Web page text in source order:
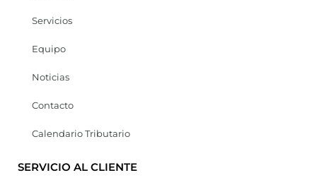
Servicios
Equipo
Noticias
Contacto
Calendario Tributario
SERVICIO AL CLIENTE